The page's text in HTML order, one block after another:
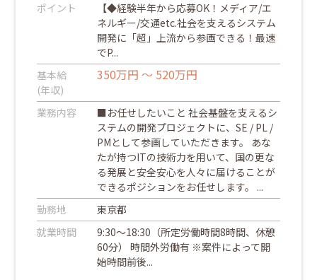
ポイント
【◆経験半年から応募OK！メディア/エ
ネルギー/交通etc.社会を支えるシステム
開発に「超」上流から参画できる！最速
でP...
基本給
(年収)
350万円 ～ 520万円
業務内容
■お任せしたいこと 社会基盤を支えるシ
ステムの開発プロジェクトに、SE / PL /
PMとして参画していただきます。 あな
たが持つITの技術力を用いて、国の更な
る発展と安全安心を人々に届けることが
できるポジションをお任せします。 ...
勤務地
東京都
就業時間
9:30～18:30（所定労働時間8時間、休憩
60分） 時間外労働有 ※案件によって開
始時間前後...